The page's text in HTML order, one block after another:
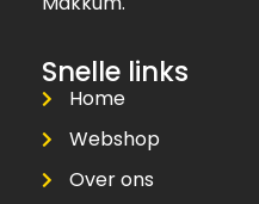
Snelle links
Home
Webshop
Over ons